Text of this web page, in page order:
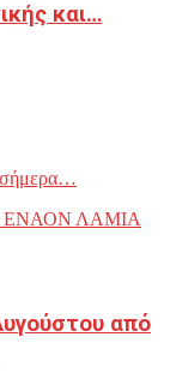
και…
ΕΝΑΟΝ ΛΑΜΙΑ
από